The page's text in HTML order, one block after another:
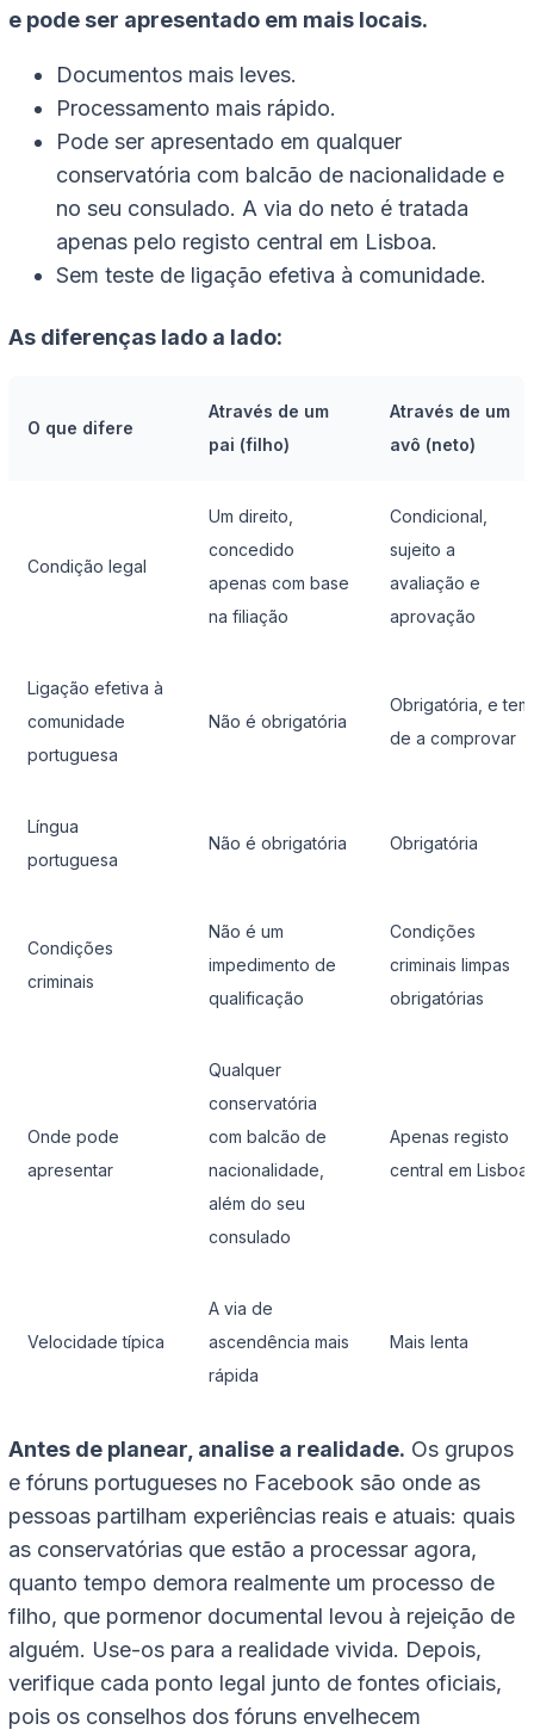
e pode ser apresentado em mais locais.
Documentos mais leves.
Processamento mais rápido.
Pode ser apresentado em qualquer
conservatória com balcão de nacionalidade e
no seu consulado. A via do neto é tratada
apenas pelo registo central em Lisboa.
Sem teste de ligação efetiva à comunidade.
As diferenças lado a lado:
O que difere
Através de um
pai (filho)
Através de um
avô (neto)
Condição legal
Um direito,
concedido
apenas com base
na filiação
Condicional,
sujeito a
avaliação e
aprovação
Ligação efetiva à
comunidade
portuguesa
Não é obrigatória
Obrigatória, e tem
de a comprovar
Língua
portuguesa
Não é obrigatória Obrigatória
Condições
criminais
Não é um
impedimento de
qualificação
Condições
criminais limpas
obrigatórias
Onde pode
apresentar
Qualquer
conservatória
com balcão de
nacionalidade,
além do seu
consulado
Apenas registo
central em Lisboa
Velocidade típica
A via de
ascendência mais
rápida
Mais lenta
Antes de planear, analise a realidade. Os grupos
e fóruns portugueses no Facebook são onde as
pessoas partilham experiências reais e atuais: quais
as conservatórias que estão a processar agora,
quanto tempo demora realmente um processo de
filho, que pormenor documental levou à rejeição de
alguém. Use-os para a realidade vivida. Depois,
verifique cada ponto legal junto de fontes oficiais,
pois os conselhos dos fóruns envelhecem